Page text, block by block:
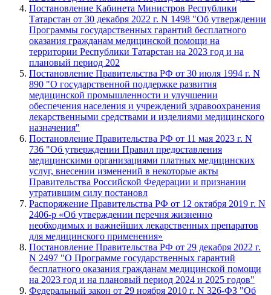
Постановление Кабинета Министров Республики
Татарстан от 30 декабря 2022 г. N 1498 "Об утверждении
Программы государственных гарантий бесплатного
оказания гражданам медицинской помощи на
территории Республики Татарстан на 2023 год и на
плановый период 202
Постановление Правительства РФ от 30 июля 1994 г. N
890 "О государственной поддержке развития
медицинской промышленности и улучшении
обеспечения населения и учреждений здравоохранения
лекарственными средствами и изделиями медицинского
назначения"
Постановление Правительства РФ от 11 мая 2023 г. N
736 "Об утверждении Правил предоставления
медицинскими организациями платных медицинских
услуг, внесении изменений в некоторые акты
Правительства Российской Федерации и признании
утратившим силу постановл
Распоряжение Правительства РФ от 12 октября 2019 г. N
2406-р «Об утверждении перечня жизненно
необходимых и важнейших лекарственных препаратов
для медицинского применения»
Постановление Правительства РФ от 29 декабря 2022 г.
N 2497 "О Программе государственных гарантий
бесплатного оказания гражданам медицинской помощи
на 2023 год и на плановый период 2024 и 2025 годов"
Федеральный закон от 29 ноября 2010 г. N 326-ФЗ "Об